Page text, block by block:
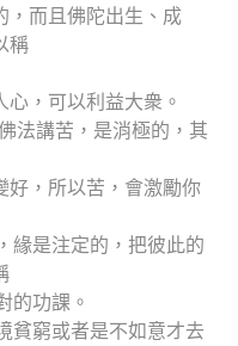
，而且佛陀出生、成
稱
，可以利益大衆。
法講苦，是消極的，其
好，所以苦，會激勵你
緣是注定的，把彼此的
的功課。
貧窮或者是不如意才去